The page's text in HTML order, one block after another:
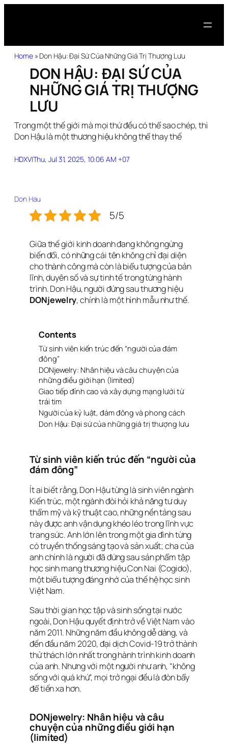
Home» Don Hậu: Đại Sứ Của Những Giá Trị Thượng Lưu
DON HẬU: ĐẠI SỨ CỦA
NHỮNG GIÁ TRỊ THƯỢNG
LƯU
Trong một thế giới mà mọi thứ đều có thể sao chép, thì
Don Hậu là một thương hiệu không thể thay thế
HDXV|Thu, Jul 31, 2025, 10:06 AM +07
Don Hau
5/5
Giữa thế giới kinh doanh đang không ngừng
biến đổi, có những cái tên không chỉ đại diện
cho thành công mà còn là biểu tượng của bản
lĩnh, duyên số và sự tinh tế trong từng hành
trình. Don Hậu, người đứng sau thương hiệu
DONjewelry, chính là một hình mẫu như thế.
Contents
Từ sinh viên kiến trúc đến “người của đám
đông”
DONjewelry: Nhân hiệu và câu chuyện của
những điều giới hạn (limited)
Giao tiếp đỉnh cao và xây dựng mạng lưới từ
trái tim
Người của kỷ luật, đám đông và phong cách
Don Hậu: Đại sứ của những giá trị thượng lưu
Từ sinh viên kiến trúc đến “người của
đám đông”
Ít ai biết rằng, Don Hậu từng là sinh viên ngành
Kiến trúc, một ngành đòi hỏi khả năng tư duy
thẩm mỹ và kỹ thuật cao, những nền tảng sau
này được anh vận dụng khéo léo trong lĩnh vực
trang sức. Anh lớn lên trong một gia đình từng
có truyền thống sáng tạo và sản xuất; cha của
anh chính là người đã đứng sau sản phẩm tập
học sinh mang thương hiệu Con Nai (Cogido),
một biểu tượng đáng nhớ của thế hệ học sinh
Việt Nam.
Sau thời gian học tập và sinh sống tại nước
ngoài, Don Hậu quyết định trở về Việt Nam vào
năm 2011. Những năm đầu không dễ dàng, và
đến đầu năm 2020, đại dịch Covid-19 trở thành
thử thách lớn nhất trong hành trình kinh doanh
của anh. Nhưng với một người như anh, “không
sống với quá khứ”, mọi trở ngại đều là đòn bẩy
để tiến xa hơn.
DONjewelry: Nhân hiệu và câu
chuyện của những điều giới hạn
(limited)